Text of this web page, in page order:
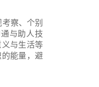
察、个别
与助人技
与生活等
能量，避